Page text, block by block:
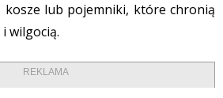
kosze lub pojemniki, które chronią
wilgocią.
REKLAMA